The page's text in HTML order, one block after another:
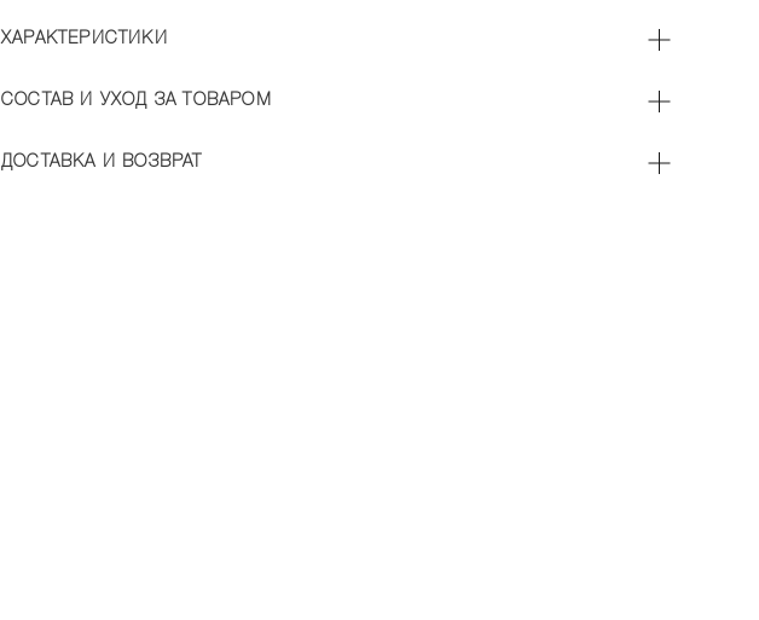
ХАРАКТЕРИСТИКИ
СОСТАВ И УХОД ЗА ТОВАРОМ
ДОСТАВКА И ВОЗВРАТ